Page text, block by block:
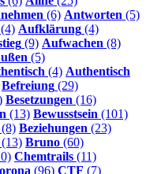
(6) Antworten (5)
(4) Aufklärung (4)
(9) Aufwachen (8)
(5)
(4) Authentisch
Befreiung (29)
Besetzungen (16)
(13) Bewusstsein (101)
(8) Beziehungen (23)
(13) Bruno (60)
Chemtrails (11)
(96) CTF (7)